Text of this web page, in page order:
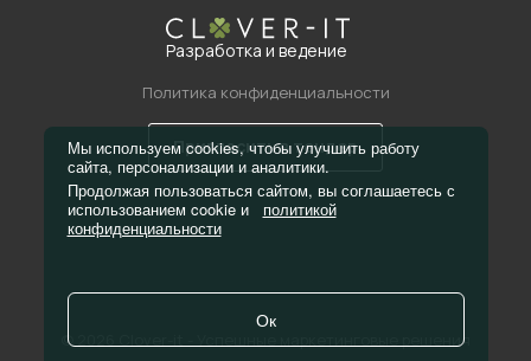
© 2026 Clover-it - Успешные маркетинговые решения
Пригласить в тендер
Политика конфиденциальности
Разработка и ведение
Мы используем cookies, чтобы улучшить работу
сайта, персонализации и аналитики.
Продолжая пользоваться сайтом, вы соглашаетесь с
использованием cookie и
политикой
конфиденциальности
Ок